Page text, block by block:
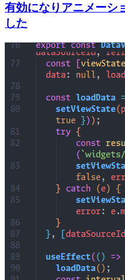
有効になりアニメーシ
した